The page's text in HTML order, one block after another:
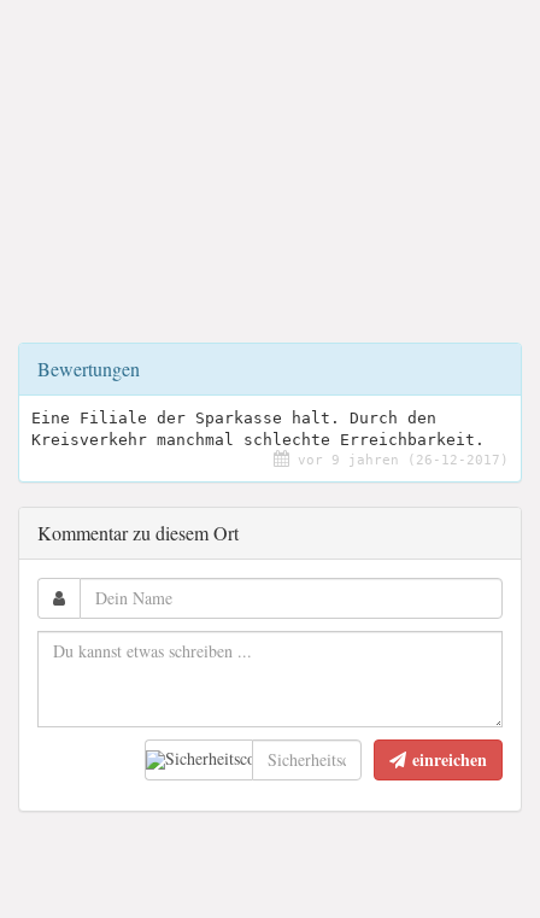
Bewertungen
Eine Filiale der Sparkasse halt. Durch den
Kreisverkehr manchmal schlechte Erreichbarkeit.
vor 9 jahren (26-12-2017)
Kommentar zu diesem Ort
einreichen